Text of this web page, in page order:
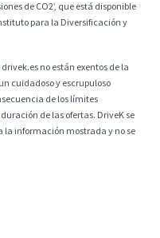
de CO2’, que está disponible
para la Diversificación y
no están exentos de la
cuidadoso y escrupuloso
de los límites
de las ofertas. DriveK se
información mostrada y no se